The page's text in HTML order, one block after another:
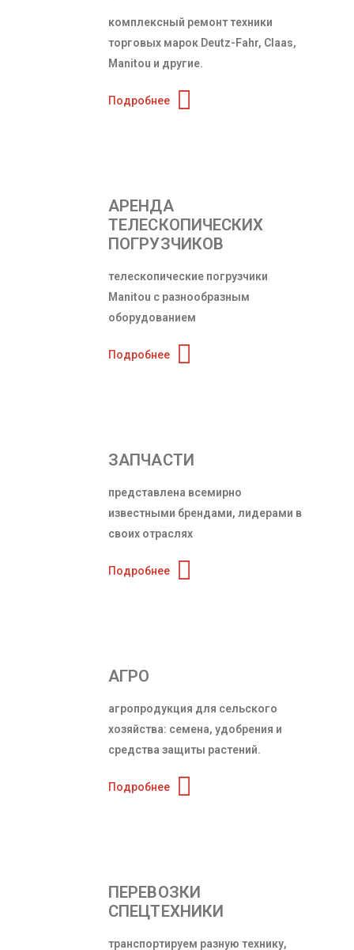
комплексный ремонт техники
торговых марок Deutz-Fahr, Claas,
Manitou и другие.
Подробнее
АРЕНДА
ТЕЛЕСКОПИЧЕСКИХ
ПОГРУЗЧИКОВ
телескопические погрузчики
Manitou с разнообразным
оборудованием
Подробнее
ЗАПЧАСТИ
представлена ​​всемирно
известными брендами, лидерами в
своих отраслях
Подробнее
АГРО
агропродукция для сельского
хозяйства: семена, удобрения и
средства защиты растений.
Подробнее
ПЕРЕВОЗКИ
СПЕЦТЕХНИКИ
транспортируем разную технику,